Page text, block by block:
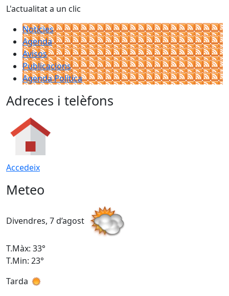
L'actualitat a un clic
Notícies
Agenda
Avisos
Publicacions
Agenda Política
Adreces i telèfons
Accedeix
Meteo
Divendres, 7 d’agost
T.Màx: 33°
T.Min: 23°
Tarda